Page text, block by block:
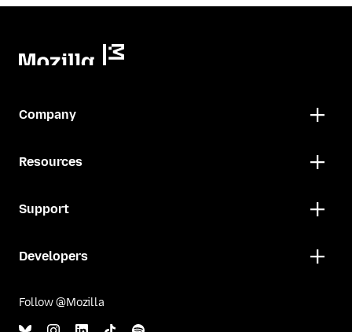
Company
Resources
Support
Developers
Follow @Mozilla